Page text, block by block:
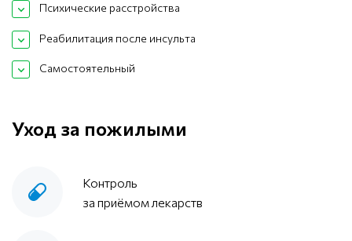
Психические расстройства
Реабилитация после инсульта
Самостоятельный
Уход за пожилыми
Контроль
за приёмом лекарств